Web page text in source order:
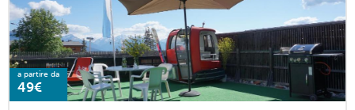
a partire da
49€